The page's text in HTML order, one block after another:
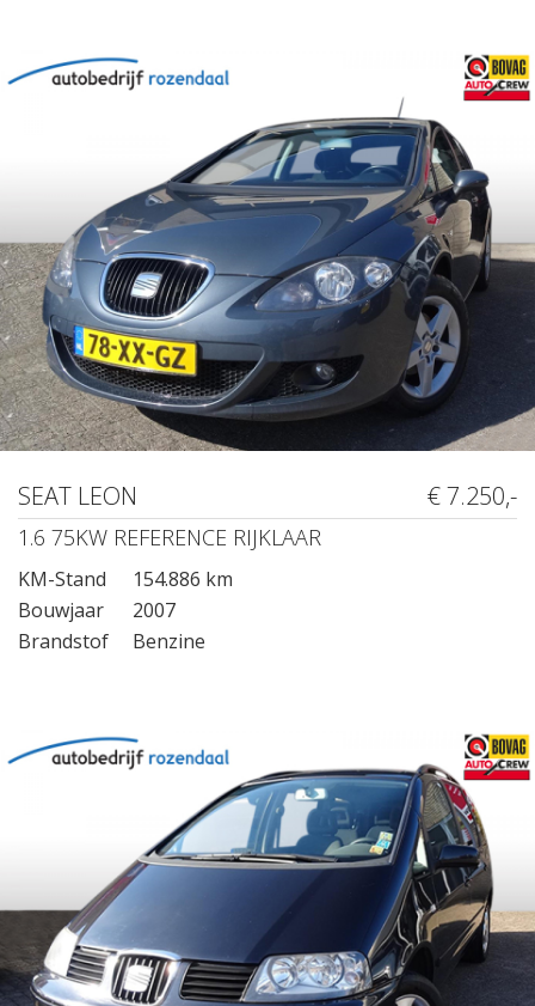
SEAT LEON € 7.250,-
1.6 75KW REFERENCE RIJKLAAR
KM-Stand
154.886 km
Bouwjaar
2007
Brandstof
Benzine